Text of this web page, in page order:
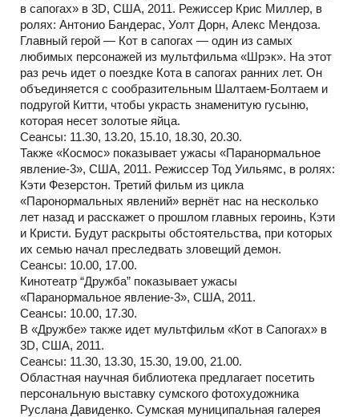
в сапогах» в 3D, США, 2011. Режиссер Крис Миллер, в
ролях: Антонио Бандерас, Уолт Дорн, Алекс Мендоза.
Главный герой — Кот в сапогах — один из самых
любимых персонажей из мультфильма «Шрэк». На этот
раз речь идет о поездке Кота в сапогах ранних лет. Он
объединяется с сообразительным Шалтаем-Болтаем и
подругой Китти, чтобы украсть знаменитую гусыню,
которая несет золотые яйца.
Сеансы: 11.30, 13.20, 15.10, 18.30, 20.30.
Также «Космос» показывает ужасы «Паранормальное
явление-3», США, 2011. Режиссер Тод Уильямс, в ролях:
Кэти Фезерстон. Третий фильм из цикла
«Паронормальных явлений» вернёт нас на несколько
лет назад и расскажет о прошлом главных героинь, Кэти
и Кристи. Будут раскрыты обстоятельства, при которых
их семью начал преследвать зловещий демон.
Сеансы: 10.00, 17.00.
Кинотеатр “Дружба” показывает ужасы
«Паранормальное явление-3», США, 2011.
Сеансы: 10.00, 17.30.
В «Дружбе» также идет мультфильм «Кот в Сапогах» в
3D, США, 2011.
Сеансы: 11.30, 13.30, 15.30, 19.00, 21.00.
Областная научная библиотека предлагает посетить
персональную выставку сумского фотохудожника
Руслана Давиденко. Сумская муниципальная галерея